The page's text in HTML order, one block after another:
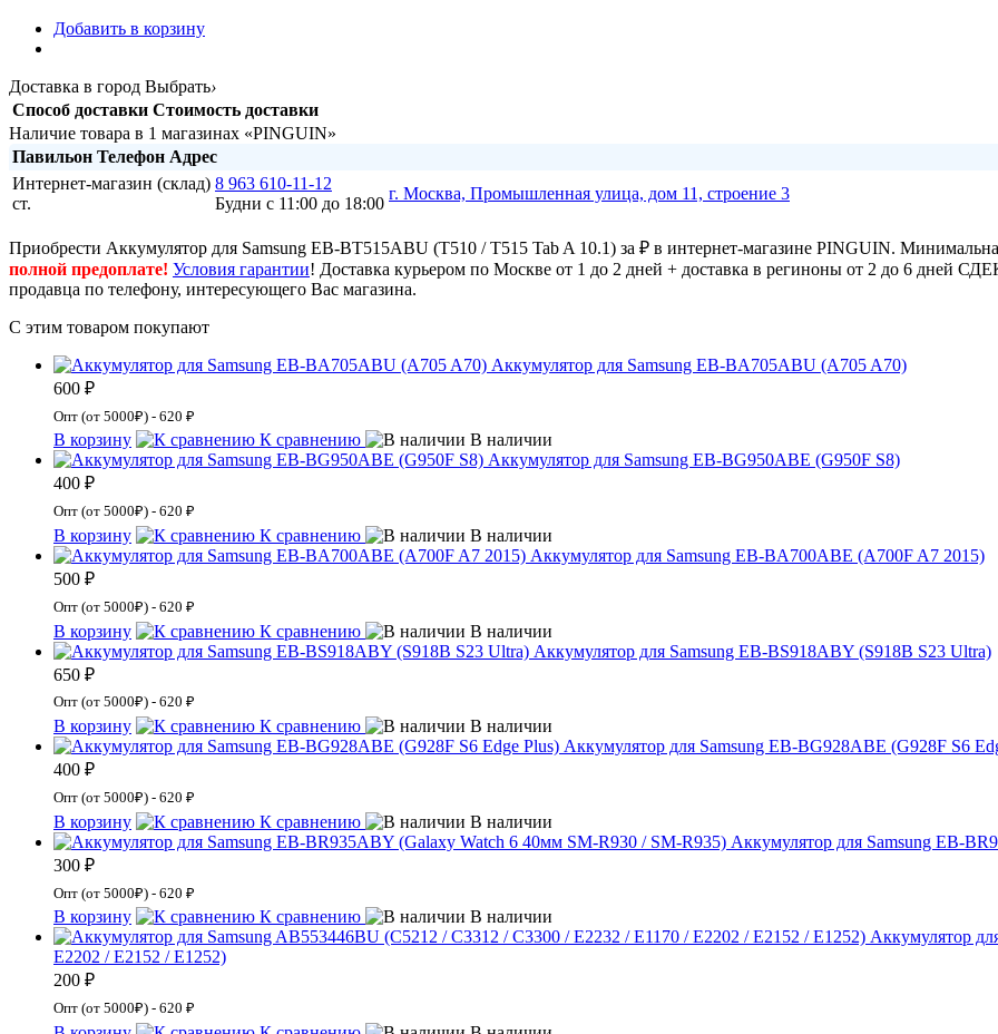
Добавить в корзину
Доставка в город Выбрать›
Способ доставки Стоимость доставки
Наличие товара в 1 магазинах «PINGUIN»
Павильон Телефон Адрес
Интернет-магазин (склад)
ст.
8 963 610-11-12
Будни с 11:00 до 18:00
г. Москва, Промышленная улица, дом 11, строение 3
Приобрести Аккумулятор для Samsung EB-BT515ABU (T510 / T515 Tab A 10.1) за ₽ в интернет-магазине PINGUIN.
полной предоплате! Условия гарантии! Доставка курьером по Москве от 1 до 2 дней + доставка в региноны от 2 до 6 дней
продавца по телефону, интересующего Вас магазина.
С этим товаром покупают
Аккумулятор для Samsung EB-BA705ABU (A705 A70)
600 ₽
Опт (от 5000₽) - 620 ₽
В корзину К сравнению
В наличии
Аккумулятор для Samsung EB-BG950ABE (G950F S8)
400 ₽
Опт (от 5000₽) - 620 ₽
В корзину К сравнению
В наличии
Аккумулятор для Samsung EB-BA700ABE (A700F A7 2015)
500 ₽
Опт (от 5000₽) - 620 ₽
В корзину К сравнению
В наличии
Аккумулятор для Samsung EB-BS918ABY (S918B S23 Ultra)
650 ₽
Опт (от 5000₽) - 620 ₽
В корзину К сравнению
В наличии
Аккумулятор для Samsung EB-BG928ABE (G928F S6
400 ₽
Опт (от 5000₽) - 620 ₽
В корзину К сравнению
В наличии
Аккумулятор для Samsung EB-
300 ₽
Опт (от 5000₽) - 620 ₽
В корзину К сравнению
В наличии
Аккумулятор
E2202 / E2152 / E1252)
200 ₽
Опт (от 5000₽) - 620 ₽